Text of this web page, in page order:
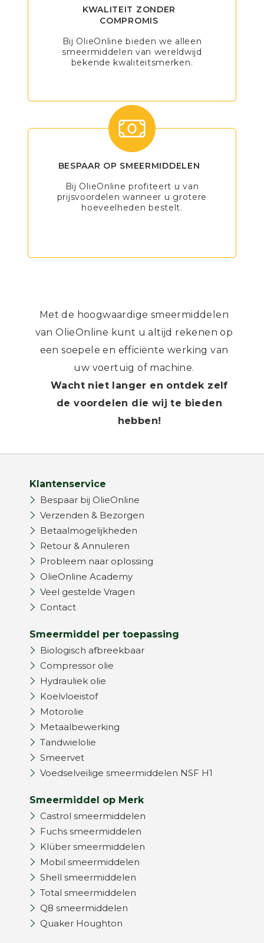
KWALITEIT ZONDER
COMPROMIS
Bij OlieOnline bieden we alleen
smeermiddelen van wereldwijd
bekende kwaliteitsmerken.
BESPAAR OP SMEERMIDDELEN
Bij OlieOnline profiteert u van
prijsvoordelen wanneer u grotere
hoeveelheden bestelt.
Met de hoogwaardige smeermiddelen
van OlieOnline kunt u altijd rekenen op
een soepele en efficiënte werking van
uw voertuig of machine.
Wacht niet langer en ontdek zelf
de voordelen die wij te bieden
hebben!
Klantenservice
Bespaar bij OlieOnline
Verzenden & Bezorgen
Betaalmogelijkheden
Retour & Annuleren
Probleem naar oplossing
OlieOnline Academy
Veel gestelde Vragen
Contact
Smeermiddel per toepassing
Biologisch afbreekbaar
Compressor olie
Hydrauliek olie
Koelvloeistof
Motorolie
Metaalbewerking
Tandwielolie
Smeervet
Voedselveilige smeermiddelen NSF H1
Smeermiddel op Merk
Castrol smeermiddelen
Fuchs smeermiddelen
Klüber smeermiddelen
Mobil smeermiddelen
Shell smeermiddelen
Total smeermiddelen
Q8 smeermiddelen
Quaker Houghton